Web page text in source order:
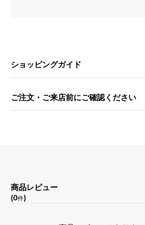
自動巻き
50m防水
ブラック/グレーブルー
ショッピングガイド
ご注文・ご来店前にご確認ください
商品レビュー
(0件)